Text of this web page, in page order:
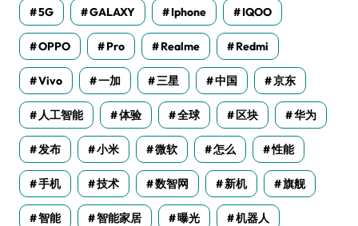
5G GALAXY Iphone IQOO
OPPO Pro Realme Redmi
Vivo 一加 三星 中国 京东
人工智能 体验 全球 区块 华为
发布 小米 微软 怎么 性能
手机 技术 数智网 新机 旗舰
智能 智能家居 曝光 机器人